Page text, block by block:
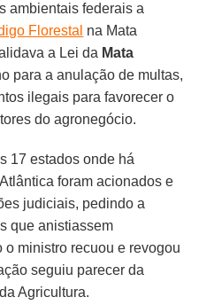
ambientais federais a
Florestal na Mata
a Lei da Mata
para a anulação de multas,
ilegais para favorecer o
do agronegócio.
17 estados onde há
foram acionados e
judiciais, pedindo a
que anistiassem
ministro recuou e revogou
seguiu parecer da
Agricultura.